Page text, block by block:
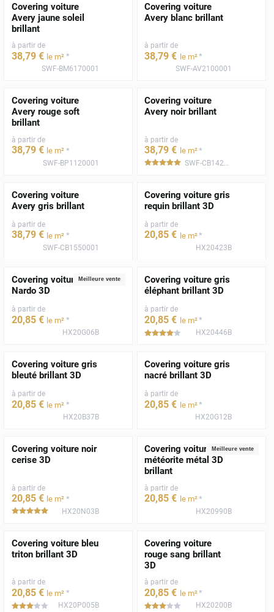
Covering voiture
Avery jaune soleil
brillant
à partir de
38,79 € le m² *
SWF-BM6170001
Covering voiture
Avery blanc brillant
à partir de
38,79 € le m²*
SWF-AV2100001
Covering voiture
Avery rouge soft
brillant
à partir de
38,79 € le m² *
SWF-BP1120001
Covering voiture
Avery noir brillant
à partir de
38,79 € le m²*
*****
Covering voiture
Avery gris brillant
à partir de
38,79 € le m² *
SWF-CB1550001
Covering voiture gris
requin brillant 3D
à partir de
20,85 € le m²*
HX20423B
Meilleure vente
Covering voiture gris
Nardo 3D
à partir de
20,85 € le m² *
HX20G06B
Covering voiture gris
éléphant brillant 3D
à partir de
20,85 € le m²*
***** HX20446B
Covering voiture gris
bleuté brillant 3D
à partir de
20,85 € le m² *
HX20B37B
Covering voiture gris
nacré brillant 3D
à partir de
20,85 € le m²*
HX20G12B
Covering voiture noir
cerise 3D
à partir de
20,85 € le m² *
*****HX20N03B
Meilleure vente
Covering voiture gris
météorite métal 3D
brillant
à partir de
20,85 € le m²*
HX20990B
Covering voiture bleu
triton brillant 3D
à partir de
20,85 € le m² *
***** HX20P005B
Covering voiture
rouge sang brillant
3D
à partir de
20,85 € le m²*
***** HX20200B